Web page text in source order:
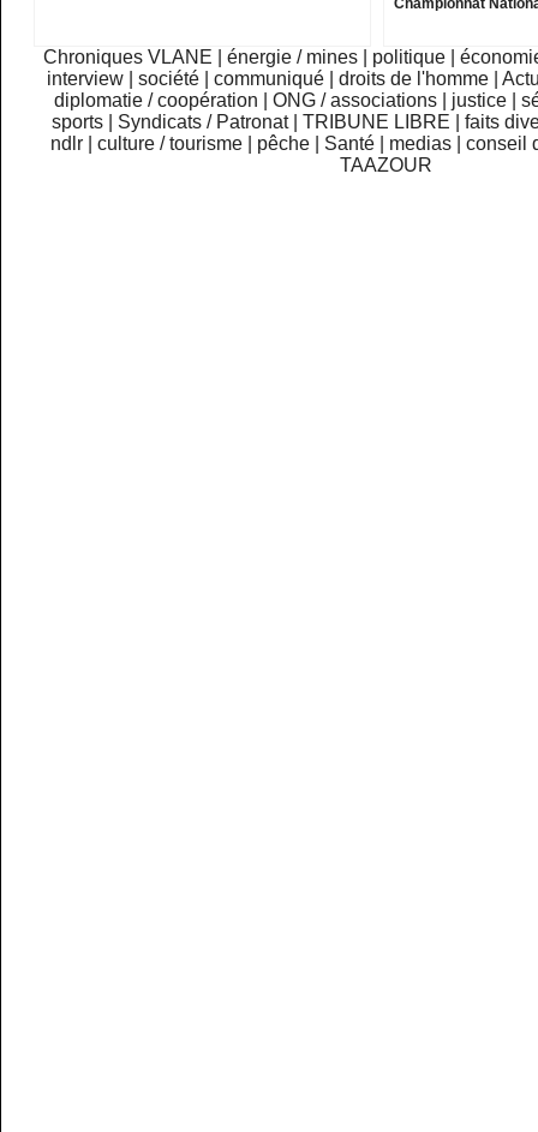
Chroniques VLANE énergie / mines politique
interview
|société |communiqué |droits de l'homme |
diplomatie / coopération
ONG / associations justice
sports
Syndicats / Patronat TRIBUNE LIBRE
faits
ndlr
|culture / tourisme pêche Santé medias |conseil
TAAZOUR